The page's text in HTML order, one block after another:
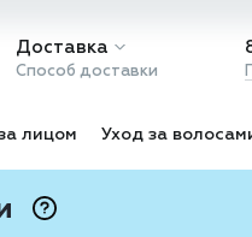
Доставка
Способ доставки
лицом Уход за